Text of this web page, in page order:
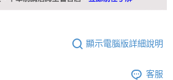
顯示電腦版詳細說明
客服